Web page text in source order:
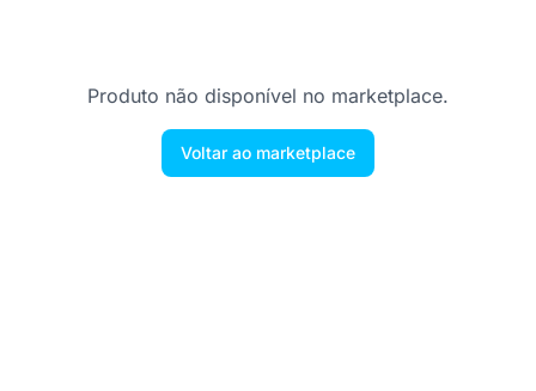
Produto não disponível no marketplace.
Voltar ao marketplace